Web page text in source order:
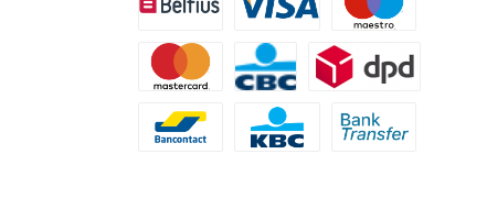
Belfius Visa Maestro